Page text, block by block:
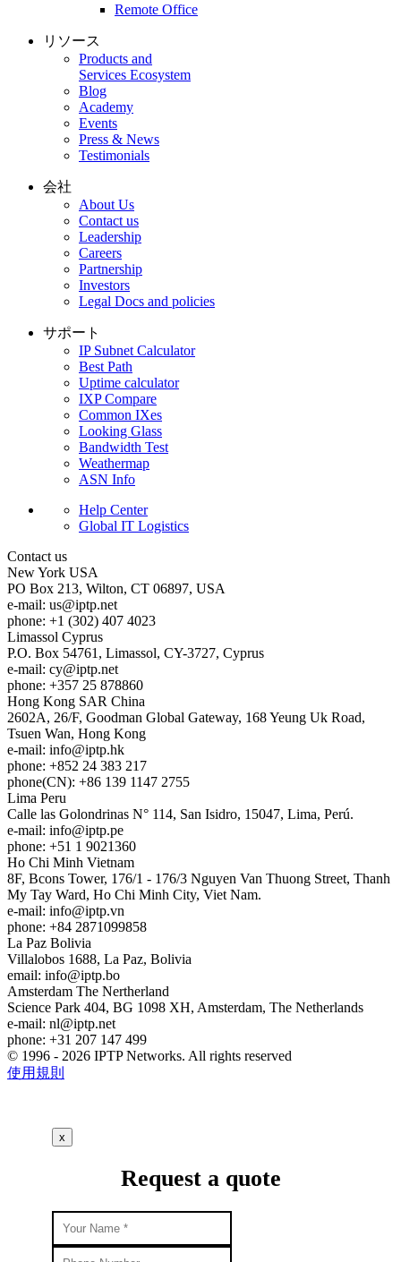
Remote Office
リソース
Products and
Services Ecosystem
Blog
Academy
Events
Press & News
Testimonials
会社
About Us
Contact us
Leadership
Careers
Partnership
Investors
Legal Docs and policies
サポート
IP Subnet Calculator
Best Path
Uptime calculator
IXP Compare
Common IXes
Looking Glass
Bandwidth Test
Weathermap
ASN Info
Help Center
Global IT Logistics
Contact us
New York USA
PO Box 213, Wilton, CT 06897, USA
e-mail: us
iptp.net
phone: +1 (302) 407 4023
Limassol Cyprus
P.O. Box 54761, Limassol, CY-3727, Cyprus
e-mail: cy
iptp.net
phone: +357 25 878860
Hong Kong SAR China
2602A, 26/F, Goodman Global Gateway, 168 Yeung Uk Road,
Tsuen Wan, Hong Kong
e-mail: info
iptp.hk
phone: +852 24 383 217
phone(CN): +86 139 1147 2755
Lima Peru
Calle las Golondrinas N° 114, San Isidro, 15047, Lima, Perú.
e-mail: info
iptp.pe
phone: +51 1 9021360
Ho Chi Minh Vietnam
8F, Bcons Tower, 176/1 - 176/3 Nguyen Van Thuong Street, Thanh
My Tay Ward, Ho Chi Minh City, Viet Nam.
e-mail: info
iptp.vn
phone: +84 2871099858
La Paz Bolivia
Villalobos 1688, La Paz, Bolivia
email: info
iptp.bo
Amsterdam The Nertherland
Science Park 404, BG 1098 XH, Amsterdam, The Netherlands
e-mail: nl
iptp.net
phone: +31 207 147 499
© 1996 - 2026 IPTP Networks. All rights reserved
使用規則
x
Request a quote